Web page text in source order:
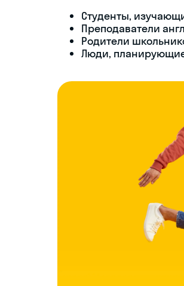
Студенты,
Преподаватели
Родители
Люди,